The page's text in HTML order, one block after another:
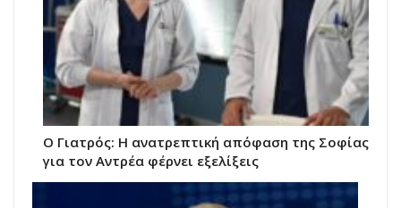
Ο Γιατρός: Η ανατρεπτική απόφαση της Σοφίας
για τον Αντρέα φέρνει εξελίξεις